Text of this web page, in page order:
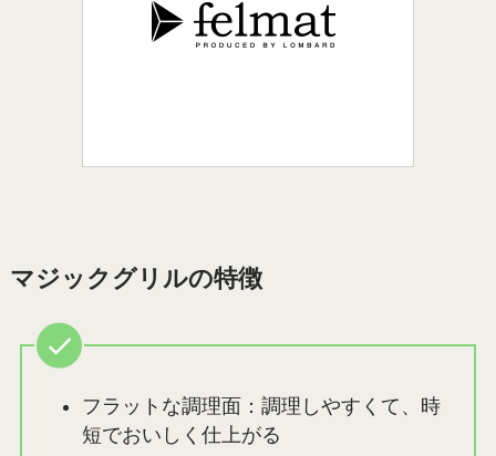
マジックグリルの特徴
フラットな調理面：調理しやすくて、時
短でおいしく仕上がる